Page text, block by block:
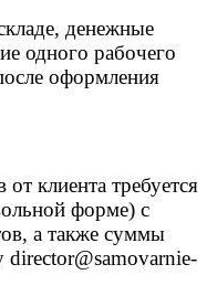
денежные
одного рабочего
оформления
клиента требуется
форме) с
а также суммы
director@samovarnie-